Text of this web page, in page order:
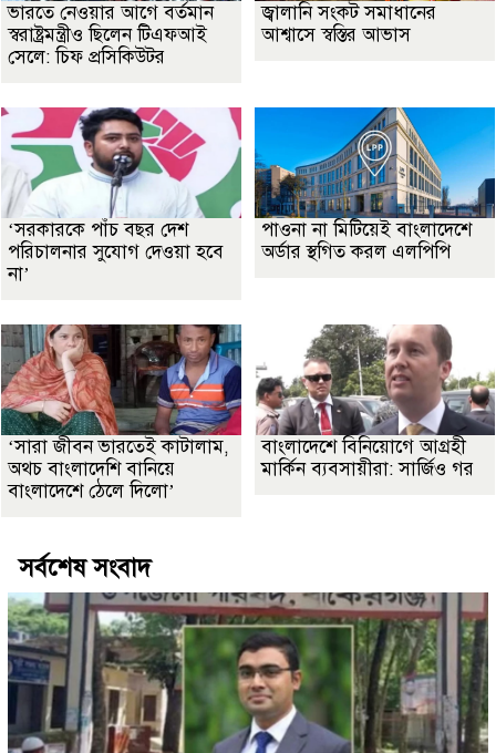
ভারতে নেওয়ার আগে বর্তমান
স্বরাষ্ট্রমন্ত্রীও ছিলেন টিএফআই
সেলে: চিফ প্রসিকিউটর
জ্বালানি সংকট সমাধানের
আশ্বাসে স্বস্তির আভাস
‘সরকারকে পাঁচ বছর দেশ
পরিচালনার সুযোগ দেওয়া হবে
না’
পাওনা না মিটিয়েই বাংলাদেশে
অর্ডার স্থগিত করল এলপিপি
‘সারা জীবন ভারতেই কাটালাম,
অথচ বাংলাদেশি বানিয়ে
বাংলাদেশে ঠেলে দিলো’
বাংলাদেশে বিনিয়োগে আগ্রহী
মার্কিন ব্যবসায়ীরা: সার্জিও গর
সর্বশেষ সংবাদ